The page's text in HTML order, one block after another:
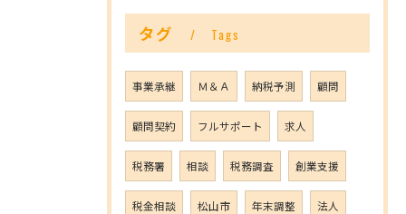
タグ Tags
事業承継 Ｍ＆Ａ 納税予測 顧問
顧問契約 フルサポート 求人
税務署 相談 税務調査 創業支援
税金相談 松山市 年末調整 法人